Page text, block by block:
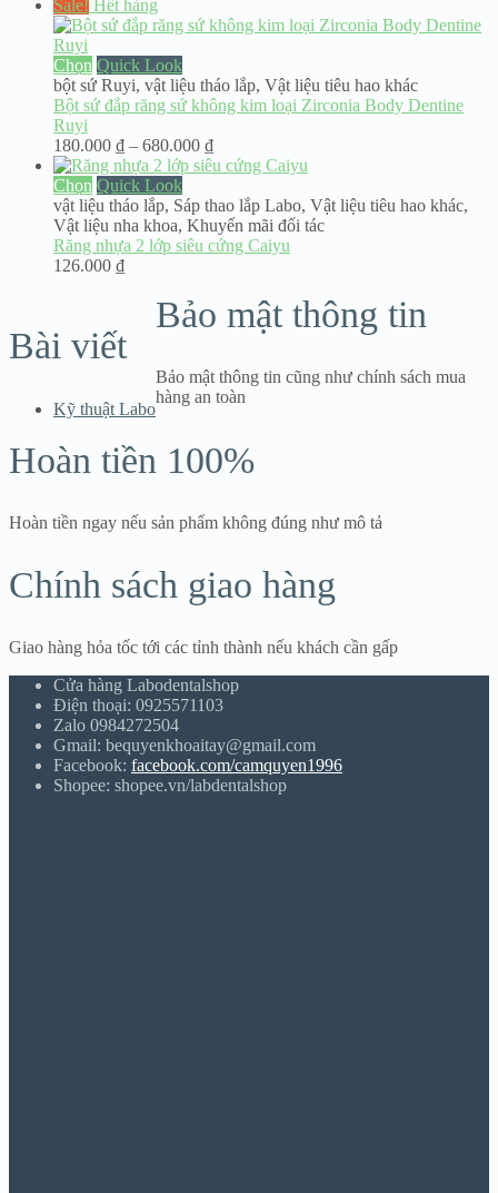
từ
500.000 ₫
Sale! Hết hàng
Chọn Quick Look
bột sứ Ruyi, vật liệu tháo lắp, Vật liệu tiêu hao khác
Bột sứ đắp răng sứ không kim loại Zirconia Body Dentine
Ruyi
180.000 ₫ – 680.000 ₫Khoảng
giá:
180.000 ₫
đến
680.000 ₫
Chọn Quick Look
vật liệu tháo lắp, Sáp thao lắp Labo, Vật liệu tiêu hao khác,
Vật liệu nha khoa, Khuyến mãi đối tác
Răng nhựa 2 lớp siêu cứng Caiyu
126.000 ₫
Bài viết
Kỹ thuật Labo
Bảo mật thông tin
Bảo mật thông tin cũng như chính sách mua
hàng an toàn
Hoàn tiền 100%
Hoàn tiền ngay nếu sản phẩm không đúng như mô tả
Chính sách giao hàng
Giao hàng hỏa tốc tới các tỉnh thành nếu khách cần gấp
Cửa hàng Labodentalshop
Điện thoại: 0925571103
Zalo 0984272504
Gmail: bequyenkhoaitay@gmail.com
Facebook: facebook.com/camquyen1996
Shopee: shopee.vn/labdentalshop